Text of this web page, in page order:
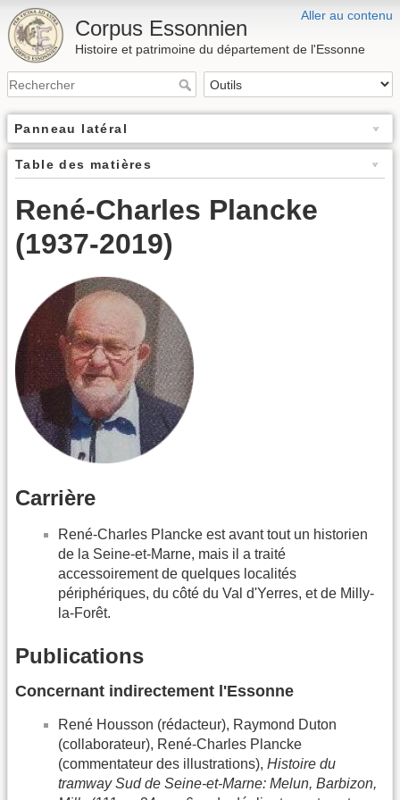
Aller au contenu
Corpus Essonnien
Histoire et patrimoine du département de l'Essonne
Panneau latéral
Table des matières
René-Charles Plancke
(1937-2019)
Carrière
René-Charles Plancke est avant tout un historien
de la Seine-et-Marne, mais il a traité
accessoirement de quelques localités
périphériques, du côté du Val d'Yerres, et de Milly-
la-Forêt.
Publications
Concernant indirectement l'Essonne
René Housson (rédacteur), Raymond Duton
(collaborateur), René-Charles Plancke
(commentateur des illustrations), Histoire du
tramway Sud de Seine-et-Marne: Melun, Barbizon,